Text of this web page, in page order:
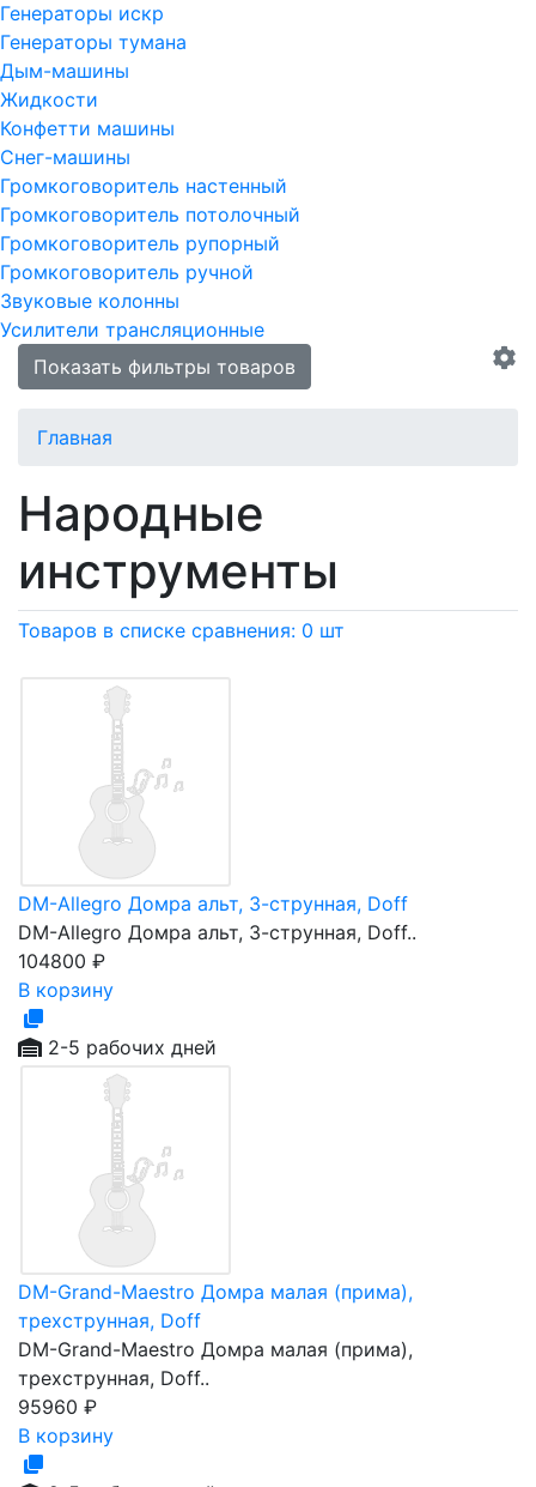
Генераторы искр
Генераторы тумана
Дым-машины
Жидкости
Конфетти машины
Снег-машины
Громкоговоритель настенный
Громкоговоритель потолочный
Громкоговоритель рупорный
Громкоговоритель ручной
Звуковые колонны
Усилители трансляционные
Показать фильтры товаров
Главная
Народные
инструменты
Товаров в списке сравнения: 0 шт
DM-Allegro Домра альт, 3-струнная, Doff
DM-Allegro Домра альт, 3-струнная, Doff..
104800 ₽
В корзину
2-5 рабочих дней
DM-Grand-Maestro Домра малая (прима),
трехструнная, Doff
DM-Grand-Maestro Домра малая (прима),
трехструнная, Doff..
95960 ₽
В корзину